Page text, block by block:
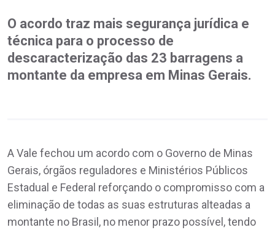
O acordo traz mais segurança jurídica e
técnica para o processo de
descaracterização das 23 barragens a
montante da empresa em Minas Gerais.
A Vale fechou um acordo com o Governo de Minas
Gerais, órgãos reguladores e Ministérios Públicos
Estadual e Federal reforçando o compromisso com a
eliminação de todas as suas estruturas alteadas a
montante no Brasil, no menor prazo possível, tendo